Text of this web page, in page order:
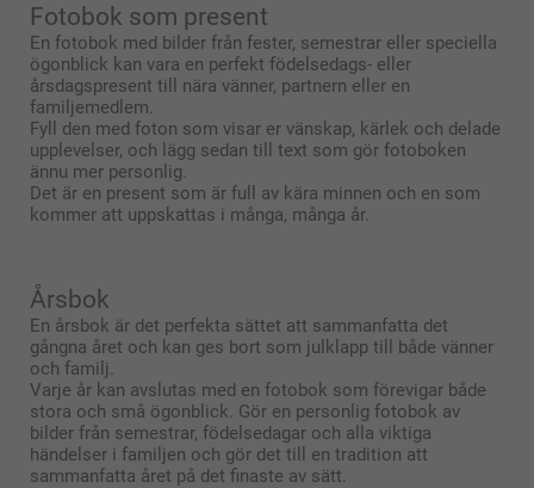
Fotobok som present
En fotobok med bilder från fester, semestrar eller speciella
ögonblick kan vara en perfekt födelsedags- eller
årsdagspresent till nära vänner, partnern eller en
familjemedlem.
Fyll den med foton som visar er vänskap, kärlek och delade
upplevelser, och lägg sedan till text som gör fotoboken
ännu mer personlig.
Det är en present som är full av kära minnen och en som
kommer att uppskattas i många, många år.
Årsbok
En årsbok är det perfekta sättet att sammanfatta det
gångna året och kan ges bort som julklapp till både vänner
och familj.
Varje år kan avslutas med en fotobok som förevigar både
stora och små ögonblick. Gör en personlig fotobok av
bilder från semestrar, födelsedagar och alla viktiga
händelser i familjen och gör det till en tradition att
sammanfatta året på det finaste av sätt.